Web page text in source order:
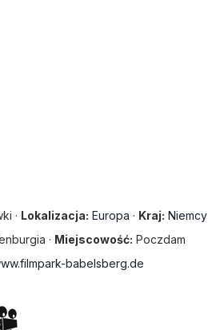
· Lokalizacja: Europa · Kraj: Niemcy
· Miejscowość: Poczdam
babelsberg.de